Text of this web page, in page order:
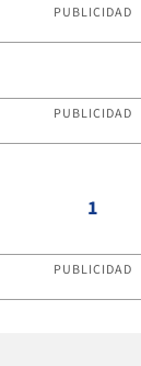
PUBLICIDAD
PUBLICIDAD
1
PUBLICIDAD